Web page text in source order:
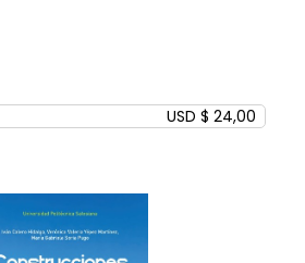
USD $ 24,00